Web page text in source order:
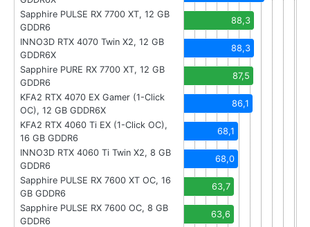
Sapphire PULSE RX 7700 XT, 12 GB
GDDR6
88,3
INNO3D RTX 4070 Twin X2, 12 GB
GDDR6X
88,3
Sapphire PURE RX 7700 XT, 12 GB
GDDR6
87,5
KFA2 RTX 4070 EX Gamer (1-Click
OC), 12 GB GDDR6X
86,1
KFA2 RTX 4060 Ti EX (1-Click OC),
16 GB GDDR6
68,1
INNO3D RTX 4060 Ti Twin X2, 8 GB
GDDR6
68,0
Sapphire PULSE RX 7600 XT OC, 16
GB GDDR6
63,7
Sapphire PULSE RX 7600 OC, 8 GB
GDDR6
63,6